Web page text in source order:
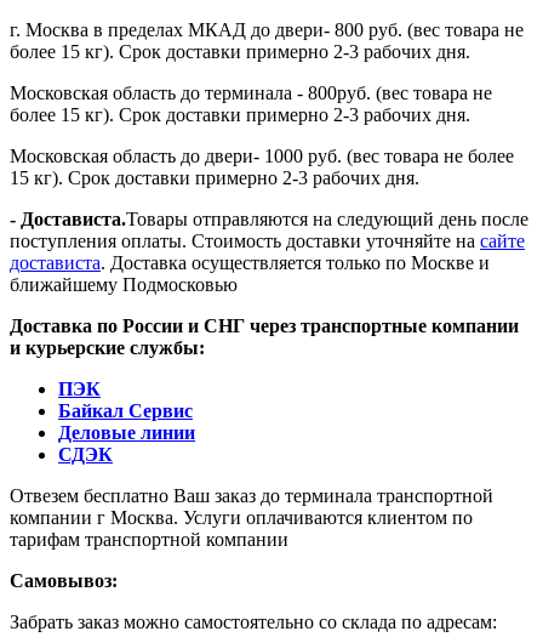
г. Москва в пределах МКАД до двери- 800 руб. (вес товара не
более 15 кг). Срок доставки примерно 2-3 рабочих дня.
Московская область до терминала - 800руб. (вес товара не
более 15 кг). Срок доставки примерно 2-3 рабочих дня.
Московская область до двери- 1000 руб. (вес товара не более
15 кг). Срок доставки примерно 2-3 рабочих дня.
- Достависта.Товары отправляются на следующий день после
поступления оплаты. Стоимость доставки уточняйте на сайте
достависта. Доставка осуществляется только по Москве и
ближайшему Подмосковью
Доставка по России и СНГ через транспортные компании
и курьерские службы:
ПЭК
Байкал Сервис
Деловые линии
СДЭК
Отвезем бесплатно Ваш заказ до терминала транспортной
компании г Москва. Услуги оплачиваются клиентом по
тарифам транспортной компании
Самовывоз:
Забрать заказ можно самостоятельно со склада по адресам: